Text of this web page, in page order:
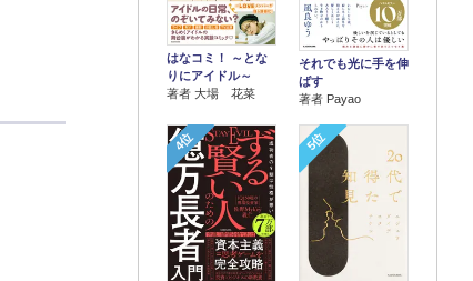
はなコミ！ ～とな
りにアイドル～
著者 大場 花菜
それでも光に手を伸
ばす
著者 Payao
4位 5位